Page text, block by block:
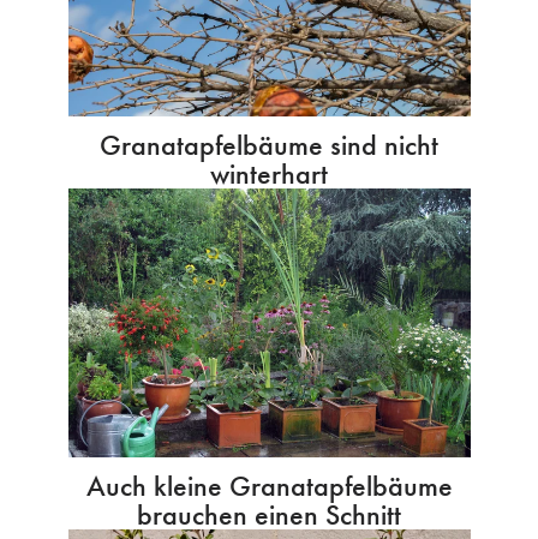
Granatapfelbäume sind nicht
winterhart
Auch kleine Granatapfelbäume
brauchen einen Schnitt